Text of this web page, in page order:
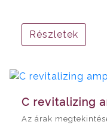
Részletek
C revitalizing
Az árak